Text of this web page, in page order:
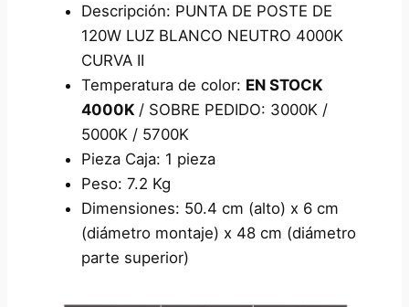
Descripción: PUNTA DE POSTE DE
120W LUZ BLANCO NEUTRO 4000K
CURVA II
Temperatura de color: EN STOCK
4000K / SOBRE PEDIDO: 3000K /
5000K / 5700K
Pieza Caja: 1 pieza
Peso: 7.2 Kg
Dimensiones: 50.4 cm (alto) x 6 cm
(diámetro montaje) x 48 cm (diámetro
parte superior)